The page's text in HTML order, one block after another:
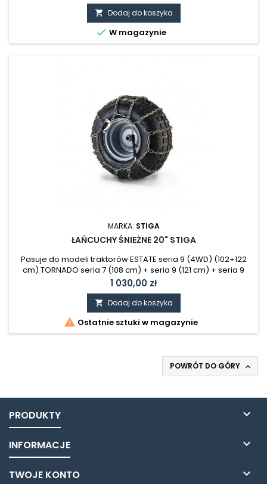
 Dodaj do koszyka
 W magazynie
MARKA: STIGA
ŁAŃCUCHY ŚNIEŻNE 20" STIGA
Pasuje do modeli traktorów ESTATE seria 9 (4WD) (102+122
cm) TORNADO seria 7 (108 cm) + seria 9 (121 cm) + seria 9
(4WD) (121 cm) WIELKOŚĆ OPAKOWANIA: 250 X 210 X 160 MM
WAGA: 9,70 KG
Cena
1 030,00 zł
 Dodaj do koszyka
 Ostatnie sztuki w magazynie
POWRÓT DO GÓRY 
PRODUKTY 
INFORMACJE 
TWOJE KONTO 